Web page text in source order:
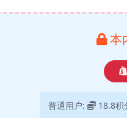
本
普通用户: 18.8积